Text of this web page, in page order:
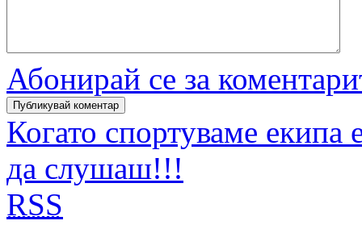
Абонирай се за
Когато спортуваме екипа
да слушаш!!!
RSS